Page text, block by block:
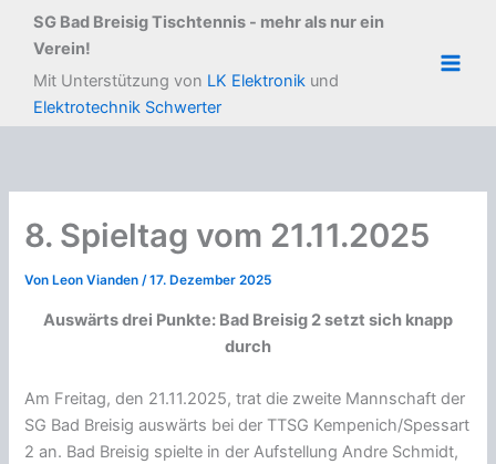
Inhalt
SG Bad Breisig Tischtennis - mehr als nur ein
Verein!
Mit Unterstützung von LK Elektronik und
Elektrotechnik Schwerter
8. Spieltag vom 21.11.2025
Von Leon Vianden/17. Dezember 2025
Auswärts drei Punkte: Bad Breisig 2 setzt sich knapp
durch
Am Freitag, den 21.11.2025, trat die zweite Mannschaft der
SG Bad Breisig auswärts bei der TTSG Kempenich/Spessart
2 an. Bad Breisig spielte in der Aufstellung Andre Schmidt,